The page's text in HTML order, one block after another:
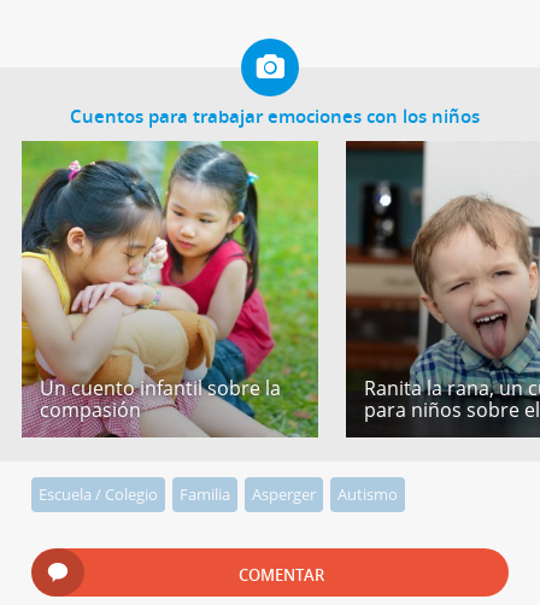
Cuentos para trabajar emociones con los niños
Un cuento infantil sobre la
compasión
Ranita la rana, un
para niños sobre
Escuela / Colegio Familia Asperger Autismo
COMENTAR